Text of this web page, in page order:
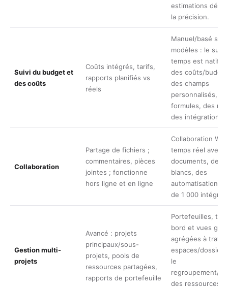
estimations
la précision.
Suivi du budget et
des coûts
Coûts intégrés, tarifs,
rapports planifiés vs
réels
Manuel/basé sur
modèles : le suivi
temps est natif ;
des coûts/
des champs
personnalisés,
formules, des
des intégrations.
Collaboration
Partage de fichiers ;
commentaires, pièces
jointes ; fonctionne
hors ligne et en ligne
Collaboration
temps réel avec
documents, des
blancs, des
automatisations
de 1 000
Gestion multi-
projets
Avancé : projets
principaux/sous-
projets, pools de
ressources partagées,
rapports de portefeuille
Portefeuilles,
bord et vues
agrégées à
espaces/
le
regroupement/
des ressources